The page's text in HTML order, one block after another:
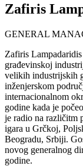
Zafiris
GENERAL
Zafiris
građevinskoj
velikih industrijskih
inženjerskom
internacionalnom
godine kada je
je radio na različitm
igara u Grčkoj,
Beogradu, Srbiji.
novog generalnog
godine.